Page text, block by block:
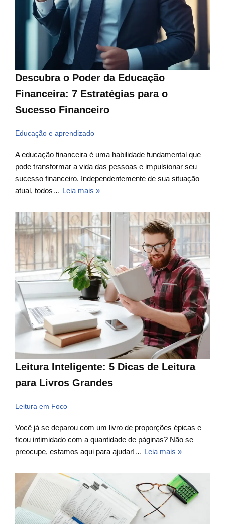
Descubra o Poder da Educação
Financeira: 7 Estratégias para o
Sucesso Financeiro
Educação e aprendizado
A educação financeira é uma habilidade fundamental que
pode transformar a vida das pessoas e impulsionar seu
sucesso financeiro. Independentemente de sua situação
atual, todos… Leia mais »
Leitura Inteligente: 5 Dicas de Leitura
para Livros Grandes
Leitura em Foco
Você já se deparou com um livro de proporções épicas e
ficou intimidado com a quantidade de páginas? Não se
preocupe, estamos aqui para ajudar!… Leia mais »